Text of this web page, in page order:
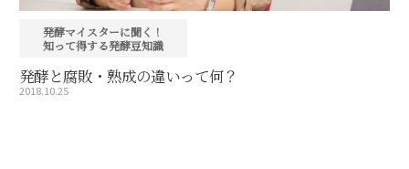
発酵マイスターに聞く！
知って得する発酵豆知識
発酵と腐敗・熟成の違いって何？
2018.10.25